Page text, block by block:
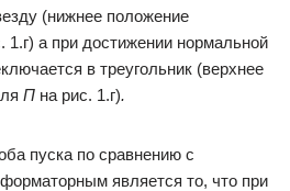
(нижнее положение
1.г) а при достижении нормальной
в треугольник (верхнее
П на рис. 1.г).
пуска по сравнению с
является то, что при